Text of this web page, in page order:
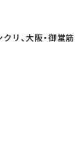
リ、大阪・御堂筋